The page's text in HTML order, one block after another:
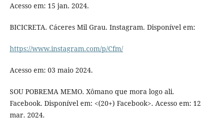
Acesso em: 15 jan. 2024.
BICICRETA. Cáceres Mil Grau. Instagram. Disponível em:
https://www.instagram.com/p/Cfm/
Acesso em: 03 maio 2024.
SOU POBREMA MEMO. Xômano que mora logo ali.
Facebook. Disponível em: <(20+) Facebook>. Acesso em: 12
mar. 2024.